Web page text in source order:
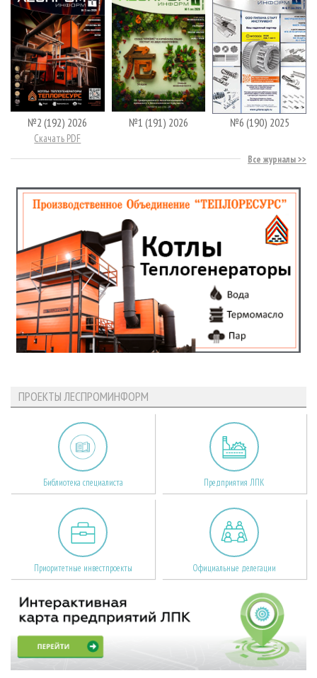
№2 (192) 2026
Скачать PDF
№1 (191) 2026 №6 (190) 2025
Все журналы
ПРОЕКТЫ ЛЕСПРОМИНФОРМ
Библиотека специалиста Предприятия ЛПК
Приоритетные инвестпроекты Официальные делегации